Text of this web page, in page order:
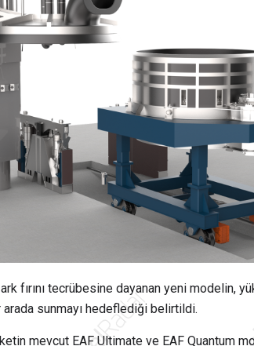
fırını tecrübesine dayanan yeni modelin,
arada sunmayı hedeflediği belirtildi.
mevcut EAF Ultimate ve EAF Quantum